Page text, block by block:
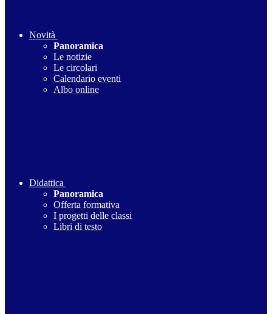
Novità
Panoramica
Le notizie
Le circolari
Calendario eventi
Albo online
Didattica
Panoramica
Offerta formativa
I progetti delle classi
Libri di testo